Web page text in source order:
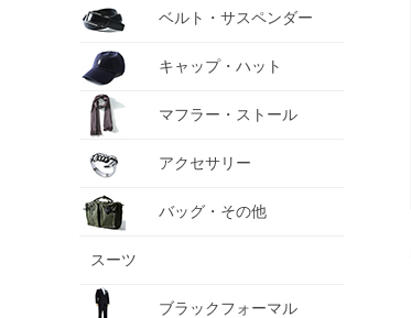
ベルト・サスペンダー
キャップ・ハット
マフラー・ストール
アクセサリー
バッグ・その他
スーツ
ブラックフォーマル